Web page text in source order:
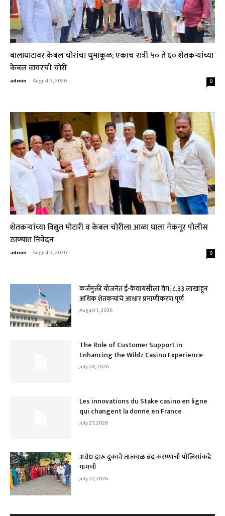
बालाघाटावर केबल चोरांचा धुमाकूळ; एकाच रात्री ५० ते ६० शेतकऱ्यांच्या
केबल वायरची चोरी
admin - August 3, 2026 0
शेतकऱ्यांच्या विद्युत मोटारी व केबल चोरीला आळा घाला नेकनूर पोलीस
ठाण्यात निवेदन
admin - August 3, 2026 0
कर्जमुक्ती योजनेत ई-केवायसीला वेग; ८.३३ लाखांहून
अधिक शेतकऱ्यांचे आधार प्रमाणीकरण पूर्ण
August 1, 2026
The Role of Customer Support in
Enhancing the Wildz Casino Experience
July 28, 2026
Les innovations du Stake casino en ligne
qui changent la donne en France
July 27, 2026
अवैध दारू दुकाने तात्काळ बंद करण्याची पोलिसांकडे
मागणी
July 27, 2026